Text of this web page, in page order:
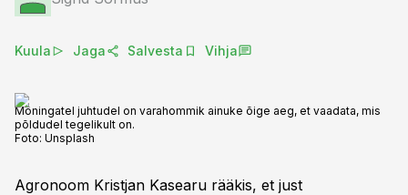
Kuula Jaga Salvesta Vihja
Mõningatel juhtudel on varahommik ainuke õige aeg, et vaadata, mis
põldudel tegelikult on.
Foto: Unsplash
Agronoom Kristjan Kasearu rääkis, et just